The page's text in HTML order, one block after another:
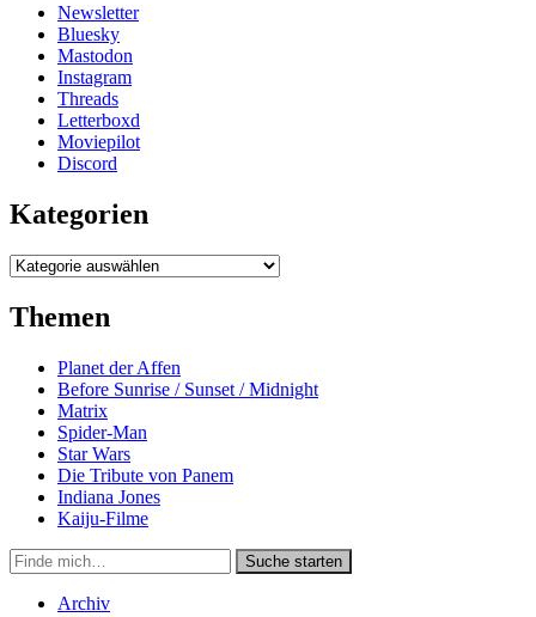
Newsletter
Bluesky
Mastodon
Instagram
Threads
Letterboxd
Moviepilot
Discord
Kategorien
Kategorien
Themen
Planet der Affen
Before Sunrise / Sunset / Midnight
Matrix
Spider-Man
Star Wars
Die Tribute von Panem
Indiana Jones
Kaiju-Filme
Suche
in
https://secondunit-
Suche starten
Archiv